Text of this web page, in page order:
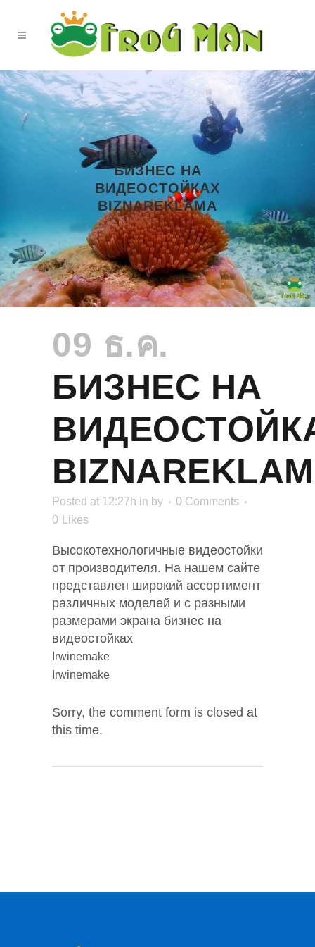
БИЗНЕС НА
ВИДЕОСТОЙКАХ
BIZNAREKLAMA
09 ธ.ค.
БИЗНЕС НА
Posted at 12:27h in by
0 Comments
0
Likes
Высокотехнологичные видеостойки
от производителя. На нашем сайте
представлен широкий ассортимент
различных моделей и с разными
размерами экрана бизнес на
видеостойках
Irwinemake
Irwinemake
Sorry, the comment form is closed at
this time.